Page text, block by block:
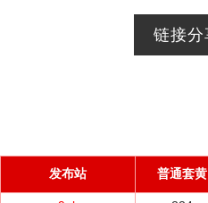
发布站 普通套黄